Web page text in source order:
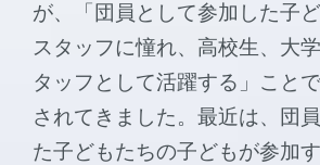
が、「団員として参加した子
スタッフに憧れ、高校生、大
タッフとして活躍する」こと
されてきました。最近は、団
た子どもたちの子どもが参加